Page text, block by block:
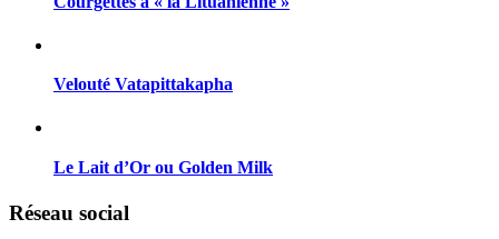
Velouté Vatapittakapha
Le Lait d’Or ou Golden Milk
Réseau social